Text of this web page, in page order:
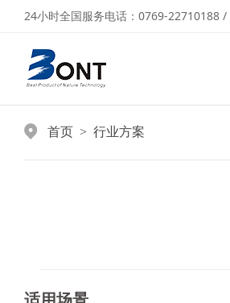
24小时全国服务电话：0769-22710188
首页 > 行业方案